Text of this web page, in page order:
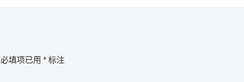
必填项已用 * 标注